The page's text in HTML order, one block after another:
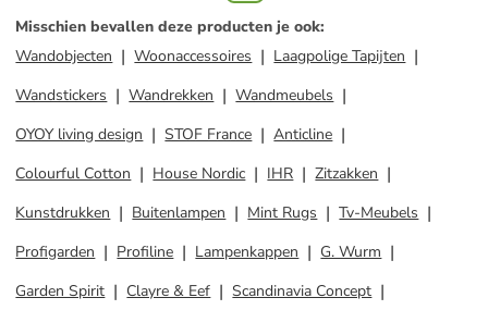
Misschien bevallen deze producten je ook:
Wandobjecten
Woonaccessoires
Laagpolige Tapijten
Wandstickers
Wandrekken
Wandmeubels
OYOY living design
STOF France
Anticline
Colourful Cotton
House Nordic IHR
Zitzakken
Kunstdrukken
Buitenlampen Mint Rugs
Tv-Meubels
Profigarden
Profiline Lampenkappen
G. Wurm
Garden Spirit
Clayre & Eef
Scandinavia Concept